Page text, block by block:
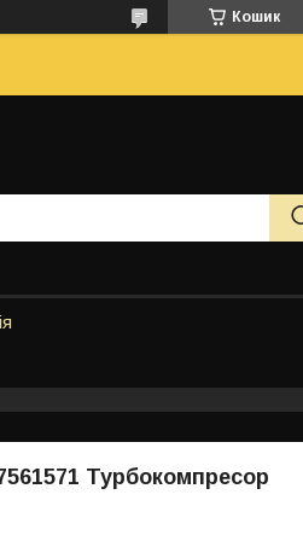
Кошик
Турбокомпресор